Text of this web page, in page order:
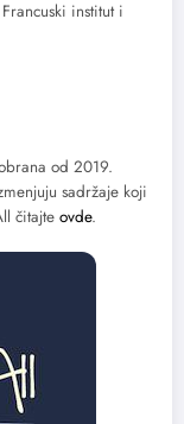
institut i
od 2019.
sadržaje koji
čitajte ovde.